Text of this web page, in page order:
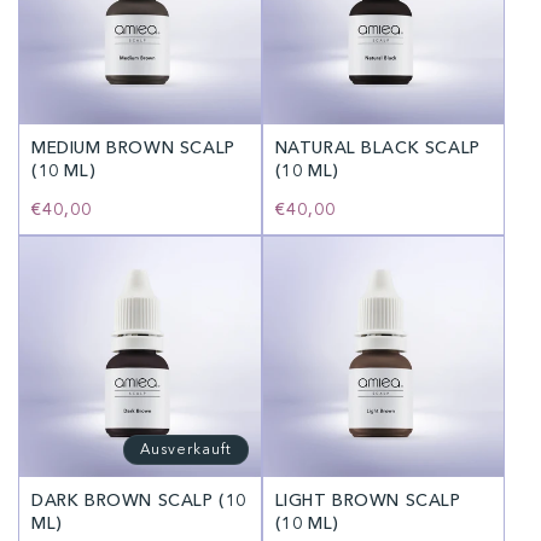
MEDIUM BROWN SCALP
(10 ML)
Normaler
Preis
€40,00
NATURAL BLACK SCALP
(10 ML)
Normaler
Preis
€40,00
Ausverkauft
DARK BROWN SCALP (10
ML)
LIGHT BROWN SCALP
(10 ML)